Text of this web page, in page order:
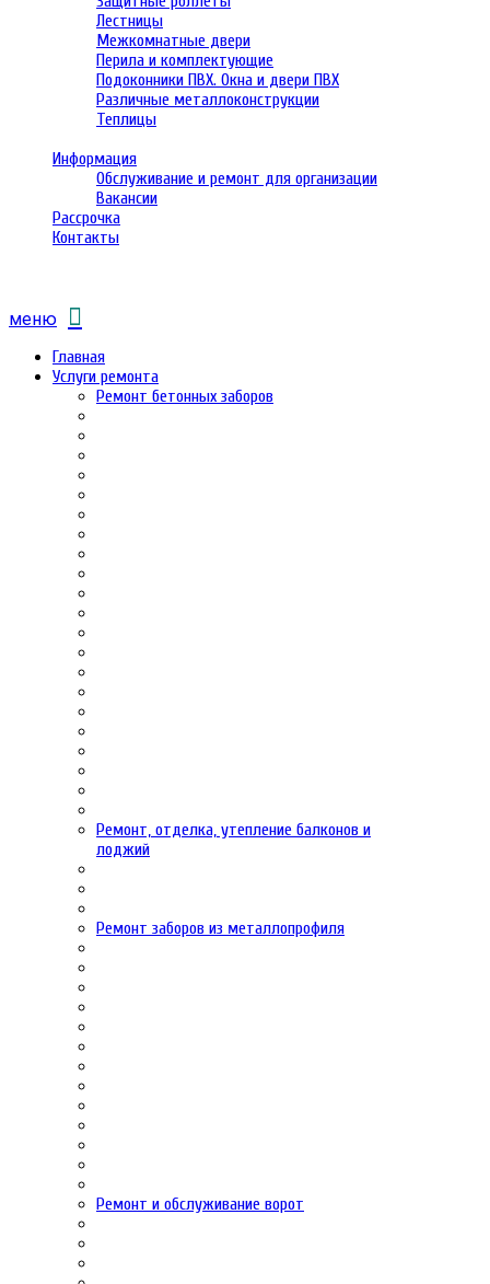
Лестницы
Межкомнатные двери
Перила и комплектующие
Подоконники ПВХ. Окна и двери ПВХ
Различные металлоконструкции
Теплицы
Информация
Обслуживание и ремонт для организации
Вакансии
Рассрочка
Контакты
меню
Главная
Услуги ремонта
Ремонт бетонных заборов
Ремонт, отделка, утепление балконов и
лоджий
Ремонт заборов из металлопрофиля
Ремонт и обслуживание ворот